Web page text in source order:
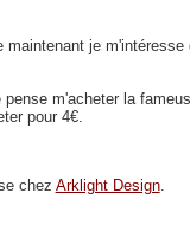
je
m'acheter la
pour 4€.
chez Arklight Design.